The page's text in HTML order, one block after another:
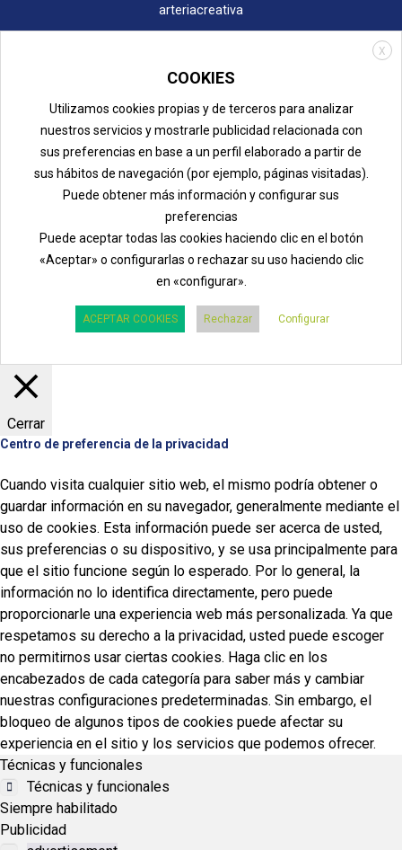
arteriacreativa
X
COOKIES
Utilizamos cookies propias y de terceros para analizar
nuestros servicios y mostrarle publicidad relacionada con
sus preferencias en base a un perfil elaborado a partir de
sus hábitos de navegación (por ejemplo, páginas visitadas).
Puede obtener más información y configurar sus
preferencias
Puede aceptar todas las cookies haciendo clic en el botón
«Aceptar» o configurarlas o rechazar su uso haciendo clic
en «configurar».
ACEPTAR COOKIES Rechazar Configurar
Cerrar
Centro de preferencia de la privacidad
Cuando visita cualquier sitio web, el mismo podría obtener o
guardar información en su navegador, generalmente mediante el
uso de cookies. Esta información puede ser acerca de usted,
sus preferencias o su dispositivo, y se usa principalmente para
que el sitio funcione según lo esperado. Por lo general, la
información no lo identifica directamente, pero puede
proporcionarle una experiencia web más personalizada. Ya que
respetamos su derecho a la privacidad, usted puede escoger
no permitirnos usar ciertas cookies. Haga clic en los
encabezados de cada categoría para saber más y cambiar
nuestras configuraciones predeterminadas. Sin embargo, el
bloqueo de algunos tipos de cookies puede afectar su
experiencia en el sitio y los servicios que podemos ofrecer.
Técnicas y funcionales
Técnicas y funcionales
Siempre habilitado
Publicidad